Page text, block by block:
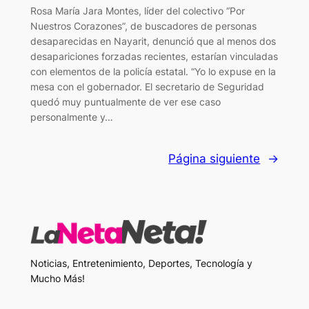
Rosa María Jara Montes, líder del colectivo “Por
Nuestros Corazones”, de buscadores de personas
desaparecidas en Nayarit, denunció que al menos dos
desapariciones forzadas recientes, estarían vinculadas
con elementos de la policía estatal. “Yo lo expuse en la
mesa con el gobernador. El secretario de Seguridad
quedó muy puntualmente de ver ese caso
personalmente y…
Página siguiente →
Noticias, Entretenimiento, Deportes, Tecnología y
Mucho Más!